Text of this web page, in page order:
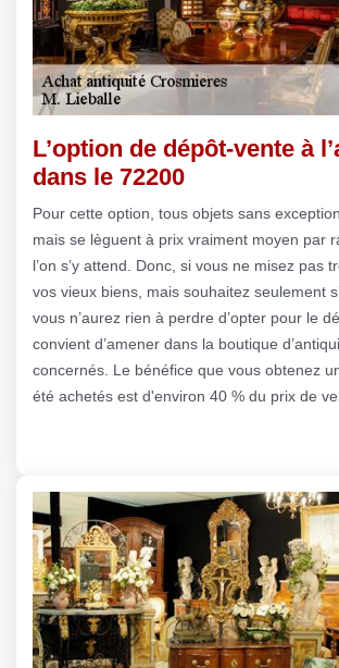
L’option de dépôt-vente à
dans le 72200
Pour cette option, tous objets sans
mais se lèguent à prix vraiment moyen par
l’on s’y attend. Donc, si vous ne misez pas
vos vieux biens, mais souhaitez seulement
vous n’aurez rien à perdre d’opter pour le
convient d’amener dans la boutique
concernés. Le bénéfice que vous obtenez
été achetés est d'environ 40 % du prix de